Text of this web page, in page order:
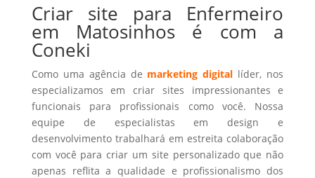
Criar site para Enfermeiro
em Matosinhos é com a
Coneki
Como uma agência de marketing digital líder, nos
especializamos em criar sites impressionantes e
funcionais para profissionais como você. Nossa
equipe de especialistas em design e
desenvolvimento trabalhará em estreita colaboração
com você para criar um site personalizado que não
apenas reflita a qualidade e profissionalismo dos